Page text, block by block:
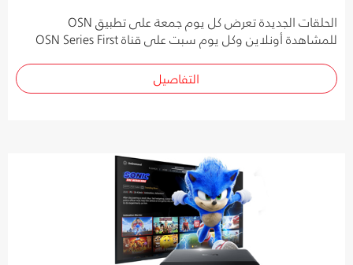
الحلقات الجديدة تعرض كل يوم جمعة على تطبيق OSN
للمشاهدة أونلاين وكل يوم سبت على قناة OSN Series First
التفاصيل